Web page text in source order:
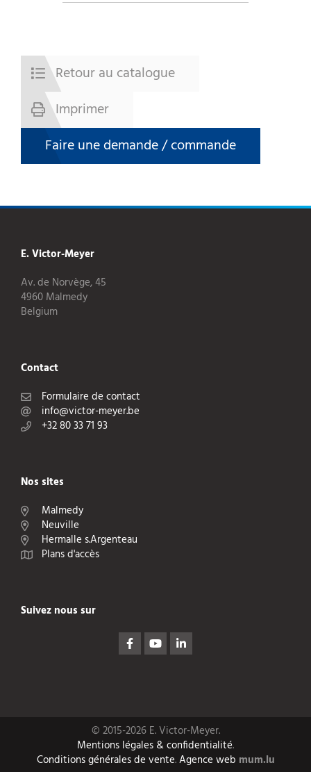
Retour au catalogue
Imprimer
Faire une demande / commande
E. Victor-Meyer
Av. de Norvège, 45
4960 Malmedy
Belgium
Contact
Formulaire de contact
info@victor-meyer.be
+32 80 33 71 93
Nos sites
Malmedy
Neuville
Hermalle s.Argenteau
Plans d'accès
Suivez nous sur
© 2015-2026 E. Victor-Meyer.
Mentions légales & confidentialité.
Conditions générales de vente.Agence web mum.lu